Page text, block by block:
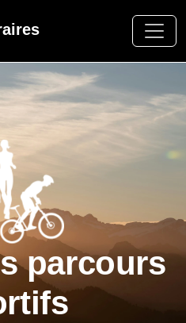
parcours